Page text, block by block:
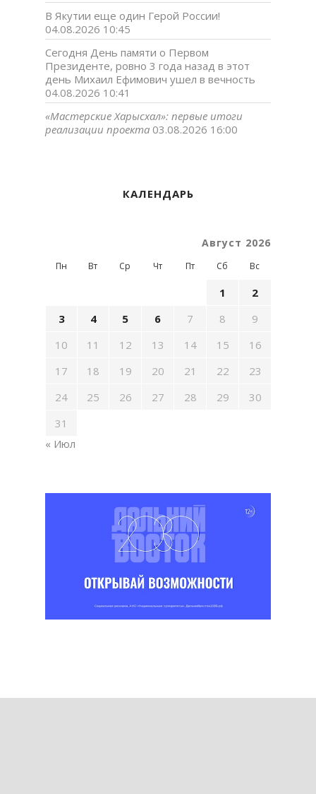
В Якутии еще один Герой России!
04.08.2026 10:45
Сегодня День памяти о Первом
Президенте, ровно 3 года назад в этот
день Михаил Ефимович ушел в вечность
04.08.2026 10:41
«Мастерские Харысхал»: первые итоги
реализации проекта 03.08.2026 16:00
КАЛЕНДАРЬ
Август 2026
Пн Вт Ср Чт Пт Сб Вс
1
2
3
4 5 6 7 8
9
10
11 12 13 14 15
16
17
18 19 20 21 22
23
24
25 26 27 28 29
30
31
« Июл